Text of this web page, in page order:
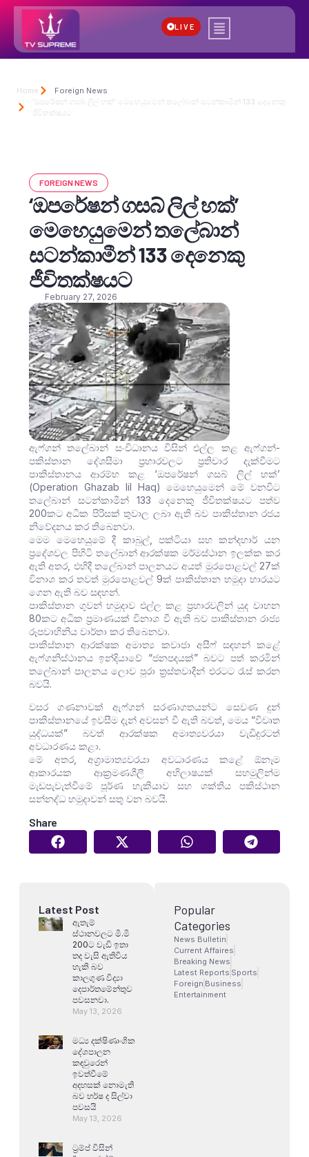
LIVE
Home
Foreign News
‘ඔපරේෂන් ගසබ් ලිල් හක්’ මෙහෙයුමෙන් තලේබාන් සටන්කාමීන් 133 දෙනෙකු
ජීවිතක්ෂයට
FOREIGN NEWS
‘ඔපරේෂන් ගසබ් ලිල් හක්’
මෙහෙයුමෙන් තලේබාන්
සටන්කාමීන් 133 දෙනෙකු
ජීවිතක්ෂයට
February 27, 2026
ඇෆ්ගන් තලේබාන් සංවිධානය විසින් එල්ල කළ ඇෆ්ගන්-
පකිස්තාන දේශසීමා ප්‍රහාරවලට ප්‍රතිචාර දැක්වීමට
පාකිස්තානය ආරම්භ කළ ‘ඔපරේෂන් ගසබ් ලිල් හක්’
(Operation Ghazab lil Haq) මෙහෙයුමෙන් මේ වනවිට
තලේබාන් සටන්කාමීන් 133 දෙනෙකු ජීවිතක්ෂයට පත්ව
200කට අධික පිරිසක් තුවාල ලබා ඇති බව පාකිස්තාන රජය
නිවේදනය කර තිබෙනවා.
මෙම මෙහෙයුමේ දී කාබුල්, පක්ටියා සහ කන්දහාර් යන
ප්‍රදේශවල පිහිටි තලේබාන් ආරක්ෂක මර්මස්ථාන ඉලක්ක කර
ඇති අතර, එහිදී තලේබාන් පාලනයට අයත් මුරපොළවල් 27ක්
විනාශ කර තවත් මුරපොළවල් 9ක් පාකිස්තාන හමුදා භාරයට
ගෙන ඇති බව සඳහන්.
පාකිස්තාන ගුවන් හමුදාව එල්ල කළ ප්‍රහාරවලින් යුද වාහන
80කට අධික ප්‍රමාණයක් විනාශ වී ඇති බව පාකිස්තාන රාජ්‍ය
රූපවාහිනිය වාර්තා කර තිබෙනවා.
පාකිස්තාන ආරක්ෂක අමාත්‍ය කවාජා අසීෆ් සඳහන් කළේ
ඇෆ්ගනිස්ථානය ඉන්දියාවේ “ජනපදයක්” බවට පත් කරමින්
තලේබාන් පාලනය ලොව පුරා ත්‍රස්තවාදීන් එරටට රැස් කරන
බවයි.
වසර ගණනාවක් ඇෆ්ගන් සරණාගතයන්ට සෙවණ දුන්
පාකිස්තානයේ ඉවසීම දැන් අවසන් වී ඇති බවත්, මෙය “විවෘත
යුද්ධයක්” බවත් ආරක්ෂක අමාත්‍යවරයා වැඩිදුරටත්
අවධාරණය කළා.
මේ අතර, අග්‍රාමාත්‍යවරයා අවධාරණය කළේ ඕනෑම
ආකාරයක ආක්‍රමණශීලී අභිලාෂයක් සහමුලින්ම
මැඩපැවැත්වීමේ පූර්ණ හැකියාව සහ ශක්තිය පකිස්ථාන
සන්නද්ධ හමුදාවන් සතු වන බවයි.
Share
Latest Post
ඇතැම්
ස්ථානවලට මි.මි
200ට වැඩි ඉතා
තද වැසි ඇතිවිය
හැකි බව
කාලගුණ විද්‍යා
දෙපාර්තමේන්තුව
පවසනවා.
May 13, 2026
මධ්‍ය දක්ෂිණාංශික
දේශපාලන
කඳවුරෙන්
ඉවත්වීමේ
අදහසක් නොමැති
බව හර්ෂ ද සිල්වා
පවසයි
May 13, 2026
ට්‍රම්ප් විසින්
Popular
Categories
News Bulletin
Current Affaires
Breaking News
Latest Reports Sports
Foreign Business
Entertainment